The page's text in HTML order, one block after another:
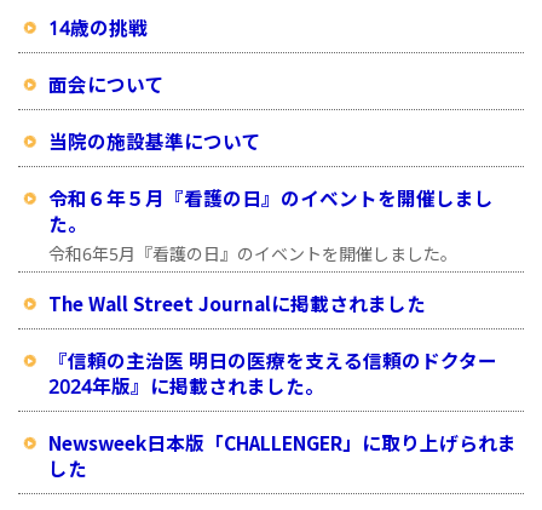
職員募集
14歳の挑戦
面会について
当院の施設基準について
令和６年５月『看護の日』のイベントを開催しまし
た。
令和6年5月『看護の日』のイベントを開催しました。
The Wall Street Journalに掲載されました
『信頼の主治医 明日の医療を支える信頼のドクター
2024年版』に掲載されました。
Newsweek日本版「CHALLENGER」に取り上げられま
した